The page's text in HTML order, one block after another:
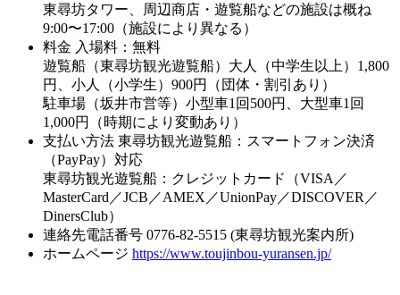
東尋坊タワー、周辺商店・遊覧船などの施設は概ね
9:00〜17:00（施設により異なる）
料金 入場料：無料
遊覧船（東尋坊観光遊覧船）大人（中学生以上）1,800
円、小人（小学生）900円（団体・割引あり）
駐車場（坂井市営等）小型車1回500円、大型車1回
1,000円（時期により変動あり）
支払い方法 東尋坊観光遊覧船：スマートフォン決済
（PayPay）対応
東尋坊観光遊覧船：クレジットカード（VISA／
MasterCard／JCB／AMEX／UnionPay／DISCOVER／
DinersClub）
連絡先電話番号 0776-82-5515 (東尋坊観光案内所)
ホームページ https://www.toujinbou-yuransen.jp/